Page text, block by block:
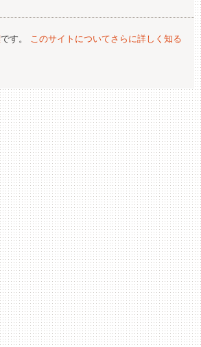
です。 このサイトについてさらに詳しく知る